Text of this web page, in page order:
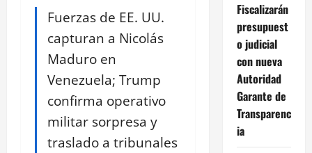
Fuerzas de EE. UU.
capturan a Nicolás
Maduro en
Venezuela; Trump
confirma operativo
militar sorpresa y
traslado a tribunales
Fiscalizarán
presupuest
o judicial
con nueva
Autoridad
Garante de
Transparenc
ia